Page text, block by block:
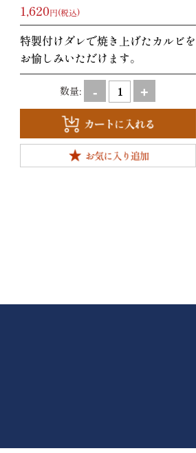
1,620円(税込)
特製付けダレで焼き上げたカルビを
お愉しみいただけます。
数量: - +
ゲ